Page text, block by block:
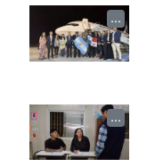
...
...